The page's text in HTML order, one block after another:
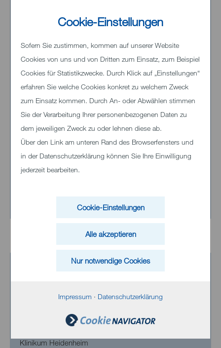
Cookie-Einstellungen
Sofern Sie zustimmen, kommen auf unserer Website
Cookies von uns und von Dritten zum Einsatz, zum Beispiel
Cookies für Statistikzwecke. Durch Klick auf „Einstellungen“
erfahren Sie welche Cookies konkret zu welchem Zweck
zum Einsatz kommen. Durch An- oder Abwählen stimmen
Sie der Verarbeitung Ihrer personenbezogenen Daten zu
dem jeweiligen Zweck zu oder lehnen diese ab.
Über den Link am unteren Rand des Browserfensters und
in der Datenschutzerklärung können Sie Ihre Einwilligung
jederzeit bearbeiten.
Cookie-Einstellungen
Alle akzeptieren
Nur notwendige Cookies
Impressum · Datenschutzerklärung
Dr. Christiane Mühlberger
E-Mail senden
Sekretariat
Ute Schulz, Brigitte Winderl
Telefon+49 7321 33-94021
Sprechzeiten: 08:30-13:00 Uhr
Klinikum Heidenheim